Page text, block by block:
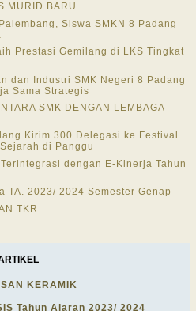
MURID BARU
Siswa SMKN 8 Padang
Prestasi Gemilang di LKS Tingkat
dan Industri SMK Negeri 8 Padang
Sama Strategis
SMK DENGAN LEMBAGA
Kirim 300 Delegasi ke Festival
di Panggu
dengan E-Kinerja Tahun
TA. 2023/ 2024 Semester Genap
TKR
KERAMIK
Tahun Ajaran 2023/ 2024